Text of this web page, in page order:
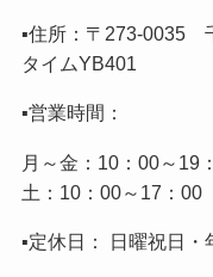
▪️住所：〒273-0035
タイムYB401
▪️営業時間：
月～金：10：00～19
土：10：00～17：00
▪️定休日： 日曜祝日・